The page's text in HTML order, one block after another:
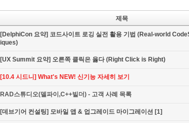
제목
[DelphiCon 요약] 코드사이트 로깅 실전 활용 기법 (Real-world
iques)
[UX Summit 요약] 오른쪽 클릭은 옳다 (Right Click is Right)
[10.4 시드니] What's NEW! 신기능 자세히 보기
RAD스튜디오(델파이,C++빌더) - 고객 사례 목록
[데브기어 컨설팅] 모바일 앱 & 업그레이드 마이그레이션 [1]